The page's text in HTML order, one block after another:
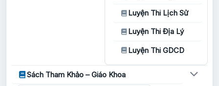
Luyện Thi Lịch Sử
Luyện Thi Địa Lý
Luyện Thi GDCD
Sách Tham Khảo – Giáo Khoa